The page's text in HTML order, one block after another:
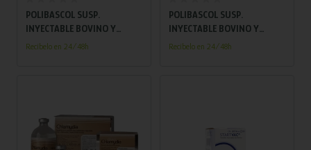
POLIBASCOL SUSP.
INYECTABLE BOVINO Y
OVINO 100 ML
Recíbelo en 24/48h
POLIBASCOL SUSP.
INYECTABLE BOVINO Y
OVINO 50 ML
Recíbelo en 24/48h